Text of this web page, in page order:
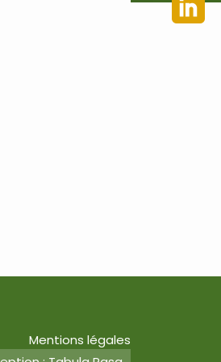
Mentions légales